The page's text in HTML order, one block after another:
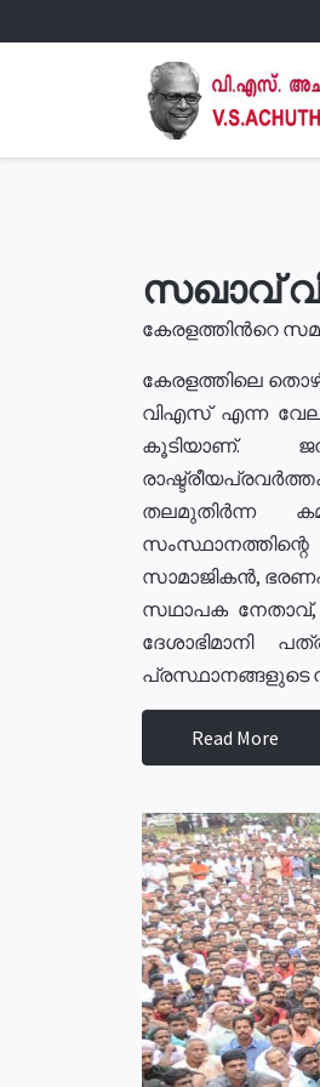
സഖാവ്
കേരളത്തിൻറെ
കേരളത്തിലെ
വിഎസ് എന്ന
കൂടിയാണ്.
തലമുതിർന്ന
സാമാജികൻ,
സഥാപക നേതാവ്,
ദേശാഭിമാനി
പ്രസ്ഥാനങ്ങളുടെ
Read More